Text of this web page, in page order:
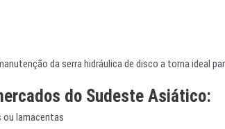
da serra hidráulica de disco a torna ideal
do Sudeste Asiático:
ou lamacentas